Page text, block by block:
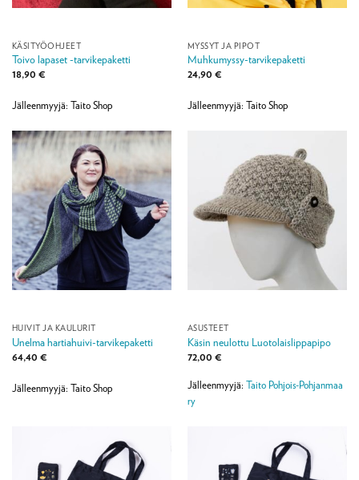
KÄSITYÖOHJEET
Toivo lapaset -tarvikepaketti
18,90 €
Jälleenmyyjä: Taito Shop
MYSSYT JA PIPOT
Muhkumyssy-tarvikepaketti
24,90 €
Jälleenmyyjä: Taito Shop
HUIVIT JA KAULURIT
Unelma hartiahuivi-tarvikepaketti
64,40 €
Jälleenmyyjä: Taito Shop
ASUSTEET
Käsin neulottu Luotolaislippapipo
72,00 €
Jälleenmyyjä: Taito Pohjois-Pohjanmaa
ry